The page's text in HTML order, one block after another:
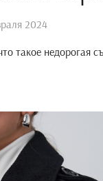
2024
такое недорогая